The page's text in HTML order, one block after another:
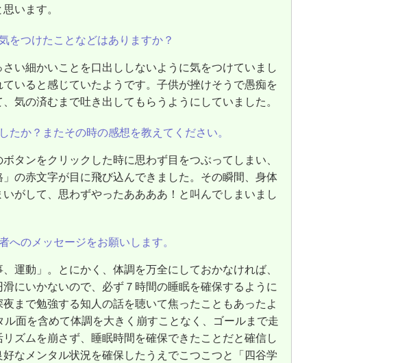
います。
をつけたことなどはありますか？
い細かいことを口出ししないように気をつけていまし
いると感じていたようです。子供が挫けそうで愚痴を
気の済むまで吐き出してもらうようにしていました。
か？またその時の感想を教えてください。
タンをクリックした時に思わず目をつぶってしまい、
の赤文字が目に飛び込んできました。その瞬間、身体
がして、思わずやったああああ！と叫んでしまいまし
のメッセージをお願いします。
運動」。とにかく、体調を万全にしておかなければ、
にいかないので、必ず７時間の睡眠を確保するように
まで勉強する知人の話を聴いて焦ったこともあったよ
面を含めて体調を大きく崩すことなく、ゴールまで走
ズムを崩さず、睡眠時間を確保できたことだと確信し
なメンタル状況を確保したうえでこつこつと「四谷学